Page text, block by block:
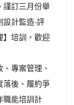
謹訂三月份舉
設計監造-評
】培訓，歡迎
專案管理、
落後、履約爭
職能培訓計